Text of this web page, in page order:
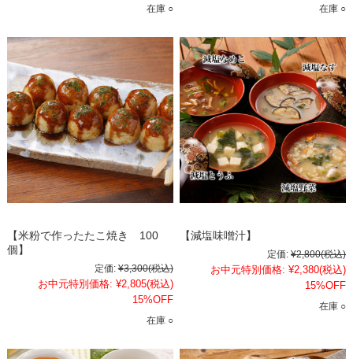
在庫 ○ 在庫 ○
【米粉で作ったたこ焼き 100
個】
定価: ¥3,300(税込)
お中元特別価格: ¥2,805(税込)
15%OFF
在庫 ○
【減塩味噌汁】
定価: ¥2,800(税込)
お中元特別価格: ¥2,380(税込)
15%OFF
在庫 ○